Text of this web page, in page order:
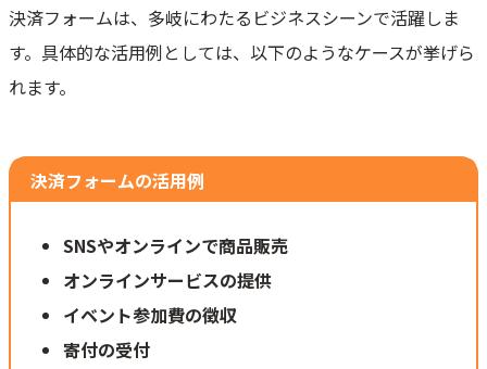
決済フォームは、多岐にわたるビジネスシーンで活躍しま
す。具体的な活用例としては、以下のようなケースが挙げら
れます。
決済フォームの活用例
SNSやオンラインで商品販売
オンラインサービスの提供
イベント参加費の徴収
寄付の受付